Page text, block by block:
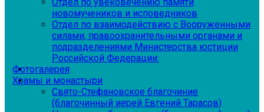
новомучеников и исповедников
Отдел по взаимодействию с Вооруженными
силами, правоохранительными органами и
подразделениями Министерства юстиции
Российской Федерации:
Фотогалерея
Храмы и монастыри
Свято-Стефановское благочиние
(благочинный иерей Евгений Тарасов)